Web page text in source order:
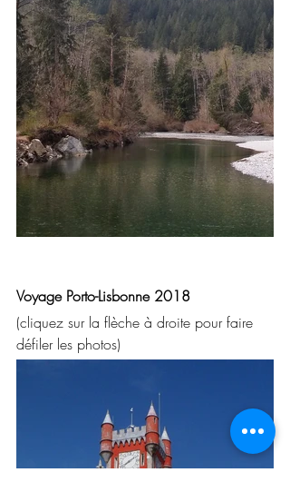
Voyage Porto-Lisbonne 2018
(cliquez sur la flèche à droite pour faire
défiler les photos)